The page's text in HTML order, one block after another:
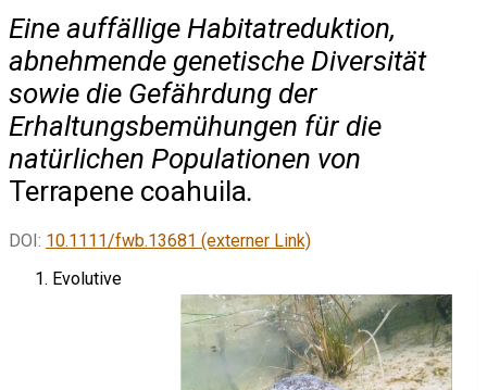
Eine auffällige Habitatreduktion,
abnehmende genetische Diversität
sowie die Gefährdung der
Erhaltungsbemühungen für die
natürlichen Populationen von
Terrapene coahuila.
DOI: 10.1111/fwb.13681 (externer Link)
Evolutive